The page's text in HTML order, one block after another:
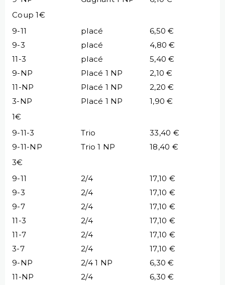
Coup 1€
9-11
placé
6,50 €
9-3
placé
4,80 €
11-3
placé
5,40 €
9-NP
Placé 1 NP
2,10 €
11-NP
Placé 1 NP
2,20 €
3-NP
Placé 1 NP
1,90 €
1€
9-11-3
Trio
33,40 €
9-11-NP
Trio 1 NP
18,40 €
3€
9-11
2/4
17,10 €
9-3
2/4
17,10 €
9-7
2/4
17,10 €
11-3
2/4
17,10 €
11-7
2/4
17,10 €
3-7
2/4
17,10 €
9-NP
2/4 1 NP
6,30 €
11-NP
2/4
6,30 €